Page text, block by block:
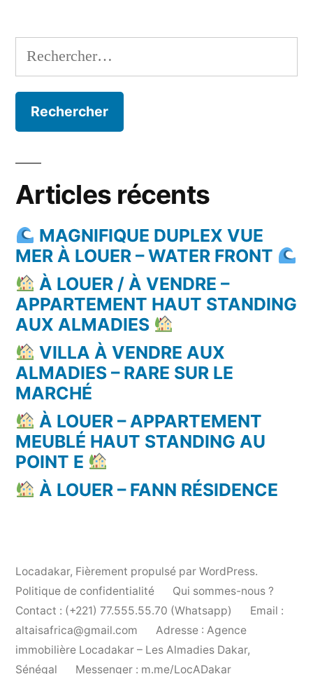
Rechercher :
Articles récents
MAGNIFIQUE DUPLEX VUE
MER À LOUER – WATER FRONT
À LOUER / À VENDRE –
APPARTEMENT HAUT STANDING
AUX ALMADIES
VILLA À VENDRE AUX
ALMADIES – RARE SUR LE
MARCHÉ
À LOUER – APPARTEMENT
MEUBLÉ HAUT STANDING AU
POINT E
À LOUER – FANN RÉSIDENCE
Locadakar, Fièrement propulsé par WordPress.
Politique de confidentialité
Qui sommes-nous ?
Contact : (+221) 77.555.55.70 (Whatsapp)
Email :
altaisafrica@gmail.com
Adresse : Agence
immobilière Locadakar – Les Almadies Dakar,
Sénégal
Messenger : m.me/LocADakar